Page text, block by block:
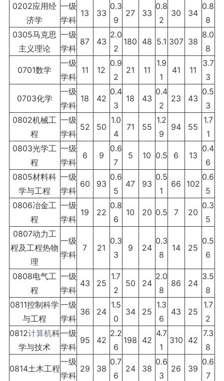
0202应用经
济学
一级
学科
13 33
0.3
9
27 33
0.8
2
30 34
0.8
8
0305马克思
主义理论
一级
学科
87 43
2.0
2
180 48 5.1 307 38
8.0
8
0701数学
一级
学科
11 12
0.9
2
21 11
1.9
1
41 11
3.7
3
0703化学
一级
学科
18 42
0.4
3
18 43
0.4
2
23 43
0.5
3
0802机械工
程
一级
学科
52 50
1.0
4
71 55
1.2
9
94 55
1.7
1
0803光学工
程
一级
学科
6 9
0.6
7
5 10 0.5 6 13
0.4
6
0805材料科
学与工程
一级
学科
60 93
0.6
5
47 93
0.5
1
66 102
0.6
5
0806冶金工
程
一级
学科
19 22
0.8
6
10 20 0.5 7 20
0.3
5
0807动力工
程及工程热物
理
一级
学科
7 21
0.3
3
9 24
0.3
8
14 25
0.5
6
0808电气工
程
一级
学科
43 25
1.7
2
50 24
2.0
8
86 24
3.5
8
0811控制科学
与工程
一级
学科
36 24
1.5
0
34 25
1.3
6
43 25
1.7
2
0812计算机科
学与技术
一级
学科
95 42
2.2
6
198 42
4.7
1
310 42
7.3
8
0814土木工程
一级
学科
29 38
0.7
6
24 38
0.6
3
26 39
0.6
7